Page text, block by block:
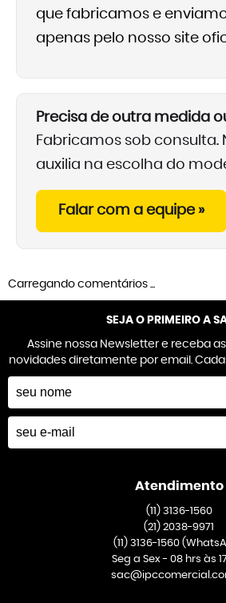
que fabricamos e
apenas pelo nosso site
Precisa de outra medida
Fabricamos sob consulta.
auxilia na escolha do
Falar com a equipe »
Carregando comentários ...
SEJA O PRIMEIRO A
Assine nossa Newsletter e receba
novidades diretamente por email.
Atendimento
(11)3136-1560
(21) 2038-9971
(11)3136-1560
Seg a Sex - 08 hrs às